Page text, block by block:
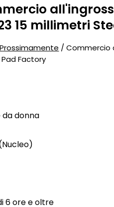
15 millimetri
Prossimamente / Commercio
Factory
da donna
6 ore e oltre